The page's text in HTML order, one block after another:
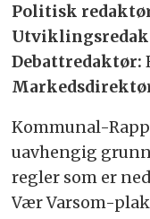
Politisk
Debattredaktør:
Kommunal-
uavhengig
regler som er
Vær Varsom-